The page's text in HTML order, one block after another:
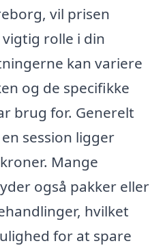
vil prisen
rolle i din
kan variere
og de specifikke
brug for. Generelt
session ligger
Mange
også pakker eller
hvilket
for at spare